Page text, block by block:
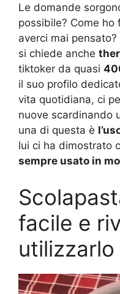
Le domande
possibile? Come
averci mai
si chiede anche
tiktoker da quasi
il suo profilo
vita quotidiana, ci
nuove scardinando
una di questa è
lui ci ha dimostrato
sempre usato in
facile e
utilizzarlo